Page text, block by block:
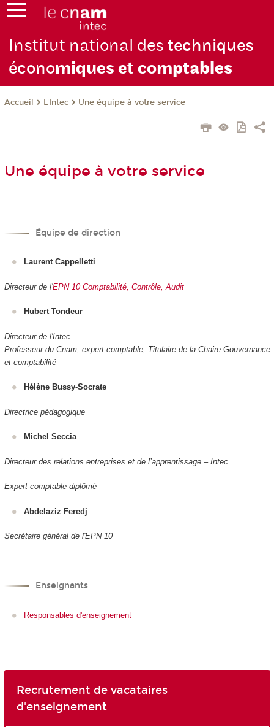
Institut national destechniques
économiques et comptables
Accueil L'Intec Une équipe à votre service
Une équipe à votre service
Équipe de direction
Laurent Cappelletti
Directeur de l'EPN 10 Comptabilité, Contrôle, Audit
Hubert Tondeur
Directeur de l'Intec
Professeur du Cnam, expert-comptable, Titulaire de la Chaire Gouvernance
et comptabilité
Hélène Bussy-Socrate
Directrice pédagogique
Michel Seccia
Directeur des relations entreprises et de l’apprentissage – Intec
Expert-comptable diplômé
Abdelaziz Feredj
Secrétaire général de l'EPN 10
Enseignants
Responsables d'enseignement
Recrutement de vacataires
d'enseignement